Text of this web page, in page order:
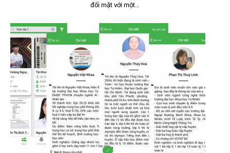
đối mặt với một…